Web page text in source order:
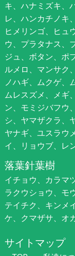
キ、ハナミズキ、
レ、ハンカチノキ
ヒメリンゴ、ヒュ
ウ、プラタナス、
ジュ、ボタン、ポ
ルメロ、マンサク
ノハギ、ムクゲ、
ムレスズメ、メギ
ン、モミジバフウ
シ、ヤマザクラ、
ヤナギ、ユスラウ
イ、リョウブ、レ
落葉針葉樹
イチョウ、カラマ
ラクウショウ、モ
テイチク、キンメ
ケ、クマザサ、オ
サイトマップ